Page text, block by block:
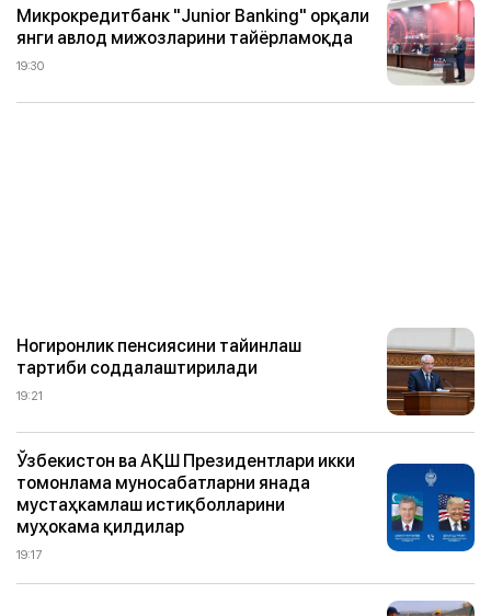
Микрокредитбанк "Junior Banking" орқали
янги авлод мижозларини тайёрламоқда
19:30
Ногиронлик пенсиясини тайинлаш
тартиби соддалаштирилади
19:21
Ўзбекистон ва АҚШ Президентлари икки
томонлама муносабатларни янада
мустаҳкамлаш истиқболларини
муҳокама қилдилар
19:17